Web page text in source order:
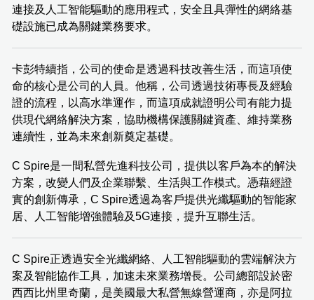
連接及人工智能驅動的應用程式，安全且具彈性的網絡基
礎設施已成為關鍵業務要求。
卡彭特續指，公司的使命是透過科技改善生活，而這項使
命的核心是公司的人員。他稱，公司透過技術專長及經驗
證的流程，以高水準運作，而這項成就證明公司有能力提
供現代網絡解決方案，協助機構保護關鍵資產、維持業務
連續性，並為未來創新奠定基礎。
C Spire是一間私營先進科技公司，提供以客戶為本的解決
方案，改變人們及企業聯繫、生活與工作模式。憑藉經證
實的創新傳承，C Spire透過為客戶提供光纖驅動的智能家
居、人工智能增強體驗及5G連接，提升互聯生活。
C Spire正透過安全光纖網絡、人工智能驅動的雲端解決方
案及智能協作工具，加速未來業務增長。公司總部設於密
西西比州里奇蘭，是美國最大私營無線營運商，亦是阿拉